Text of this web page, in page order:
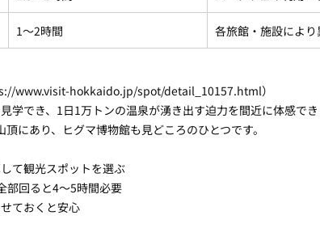
1〜2時間 各旅館・施設により
www.visit-hokkaido.jp/spot/detail_10157.html）
学でき、1日1万トンの温泉が湧き出す迫力を間近に体感で
にあり、ヒグマ博物館も見どころのひとつです。
て観光スポットを選ぶ
部回ると4〜5時間必要
ておくと安心